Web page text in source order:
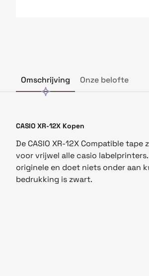
Omschrijving Onze belofte
CASIO XR-12X Kopen
De CASIO XR-12X Compatible
voor vrijwel alle casio
originele en doet niets onder aan
bedrukking is zwart.